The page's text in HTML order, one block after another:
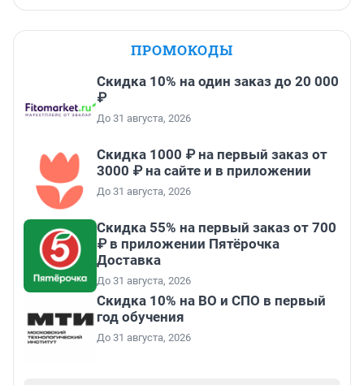
ПРОМОКОДЫ
Скидка 10% на один заказ до 20 000
₽
До 31 августа, 2026
Скидка 1000 ₽ на первый заказ от
3000 ₽ на сайте и в приложении
До 31 августа, 2026
Скидка 55% на первый заказ от 700
₽ в приложении Пятёрочка
Доставка
До 31 августа, 2026
Скидка 10% на ВО и СПО в первый
год обучения
До 31 августа, 2026